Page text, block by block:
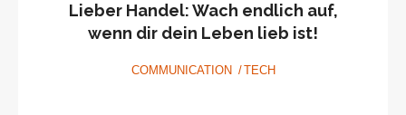
Lieber Handel: Wach endlich auf,
wenn dir dein Leben lieb ist!
COMMUNICATION TECH